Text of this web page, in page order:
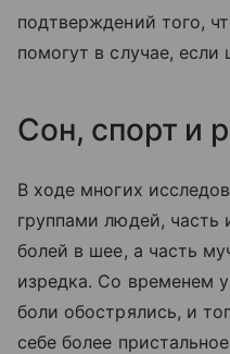
подтверждений того,
помогут в случае, если
Сон, спорт и
В ходе многих
группами людей, часть
болей в шее, а часть
изредка. Со временем
боли обострялись, и
себе более